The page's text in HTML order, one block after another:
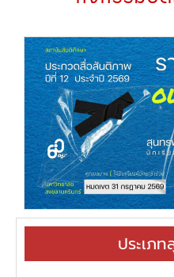
ประเภ